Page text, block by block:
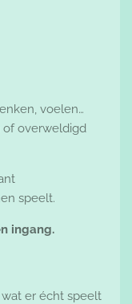
voelen…
of overweldigd
speelt.
ingang.
er écht speelt